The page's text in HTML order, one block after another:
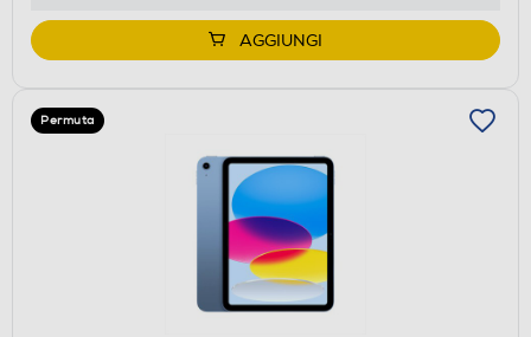
AGGIUNGI
Permuta